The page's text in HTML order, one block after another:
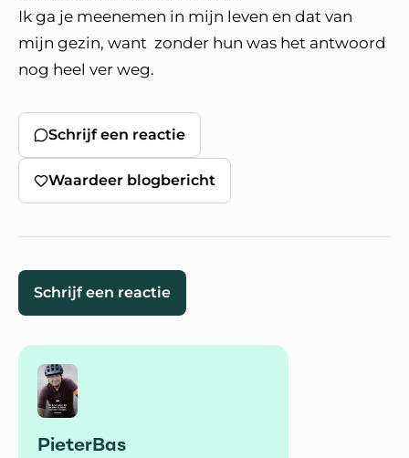
Ik ga je meenemen in mijn leven en dat van
mijn gezin, want zonder hun was het antwoord
nog heel ver weg.
Schrijf een reactie
Waardeer blogbericht
Schrijf een reactie
PieterBas